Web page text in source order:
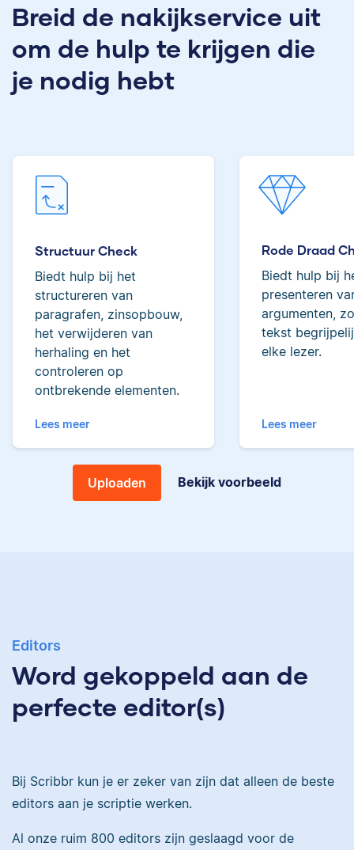
Breid de nakijkservice uit
om de hulp te krijgen die
je nodig hebt
Structuur Check
Biedt hulp bij het
structureren van
paragrafen, zinsopbouw,
het verwijderen van
herhaling en het
controleren op
ontbrekende elementen.
Lees meer
Rode Draad
Biedt hulp bij
presenteren
argumenten,
tekst
elke lezer.
Lees meer
Uploaden Bekijk voorbeeld
Editors
Word gekoppeld aan de
perfecte editor(s)
Bij Scribbr kun je er zeker van zijn dat alleen de beste
editors aan je scriptie werken.
Al onze ruim 800 editors zijn geslaagd voor de
Erica heeft Nederlands
tot de top van Scribbrs
Yves
Yves heeft een MSc in
Econometrie, is
heeft gewerkt als
bij Scribbr waar ze al
meer dan 2,5 miljoen
woorden heeft
Erica
gestudeerd, heeft als
junior onderzoeker
gewerkt bij Tilburg
University en is nu
Lilianne
Lilianne heeft Engels
gestudeerd, is docent
journalistiek en heeft
als Scribbr-editor al
meer dan 600
Ingrid
geredigeerd.